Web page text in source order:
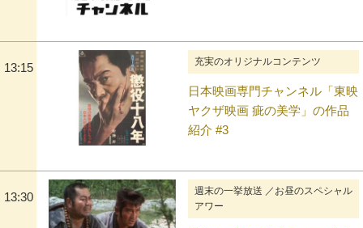
13:15 充実のオリジナルコンテンツ
日本映画専門チャンネル「東映
ヤクザ映画 疵の美学」の作品
紹介 #3
13:30
週末の一挙放送 ／お昼のスペシャル
アワー